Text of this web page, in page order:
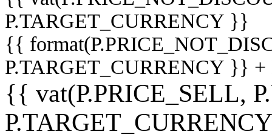
P.TARGET_CURRENCY }}
{{
P.TARGET_CURRENCY }}
{{ vat(P.PRICE_SELL,